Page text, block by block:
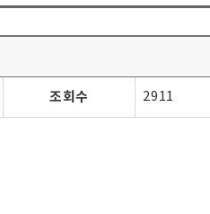
조회수 2911